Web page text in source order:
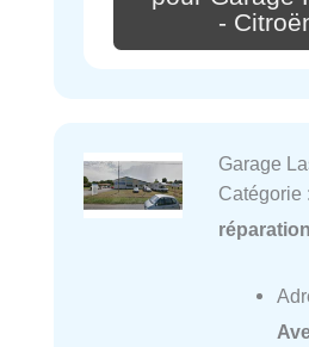
-
Garage
Catégorie :